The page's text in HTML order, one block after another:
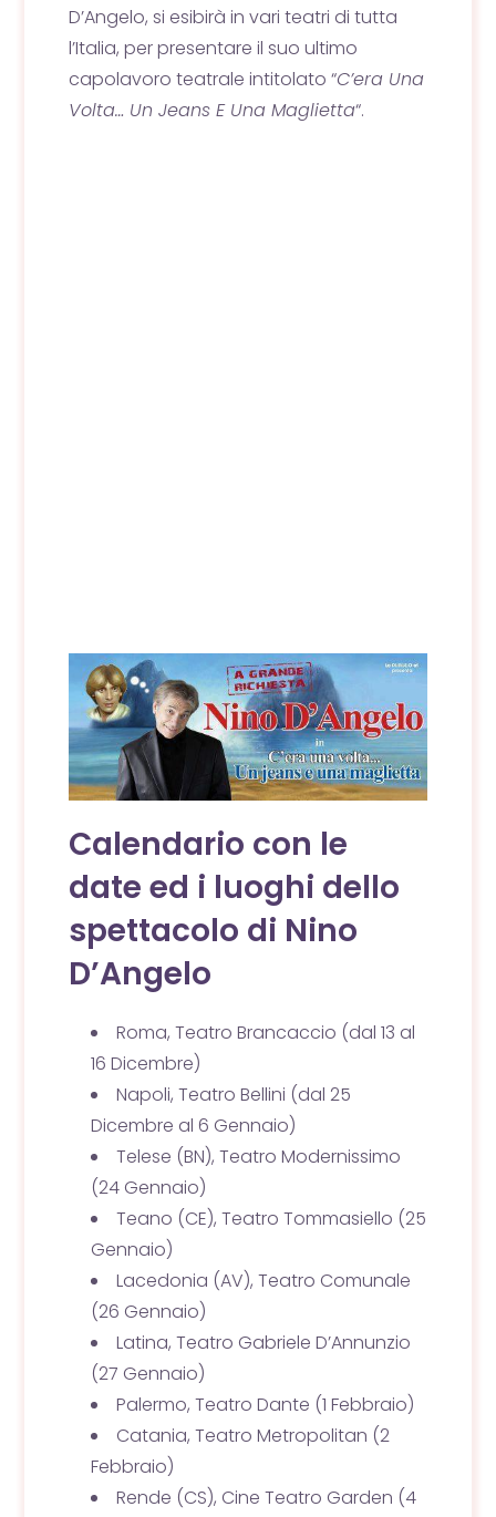
D’Angelo, si esibirà in vari teatri di tutta
l’Italia, per presentare il suo ultimo
capolavoro teatrale intitolato “C’era Una
Volta… Un Jeans E Una Maglietta“.
Calendario con le
date ed i luoghi dello
spettacolo di Nino
D’Angelo
Roma, Teatro Brancaccio (dal 13 al
16 Dicembre)
Napoli, Teatro Bellini (dal 25
Dicembre al 6 Gennaio)
Telese (BN), Teatro Modernissimo
(24 Gennaio)
Teano (CE), Teatro Tommasiello (25
Gennaio)
Lacedonia (AV), Teatro Comunale
(26 Gennaio)
Latina, Teatro Gabriele D’Annunzio
(27 Gennaio)
Palermo, Teatro Dante (1 Febbraio)
Catania, Teatro Metropolitan (2
Febbraio)
Rende (CS), Cine Teatro Garden (4